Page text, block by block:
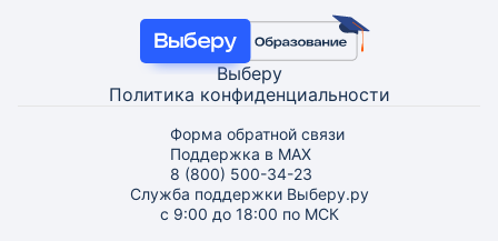
Выберу
Политика конфиденциальности
Форма обратной связи
Поддержка в MAX
8 (800) 500-34-23
Служба поддержки Выберу.ру
с 9:00 до 18:00 по МСК